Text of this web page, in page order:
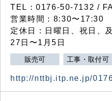
TEL：0176-50-7132 /
営業時間：8:30〜17:30
定休日：日曜日、祝日、
27日〜1月5日
販売可 工事・取付可
http://nttbj.itp.ne.jp/